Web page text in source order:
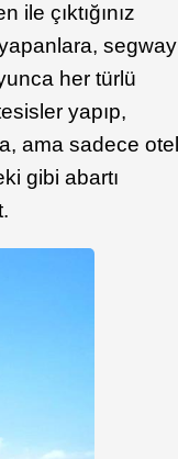
çıktığınız
segway
her türlü
yapıp,
ama sadece otel
gibi abartı